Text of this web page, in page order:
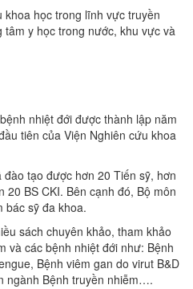
học trong lĩnh vực truyền
tâm y học trong nước, khu vực và
nhiệt đới được thành lập năm
tiên của Viện Nghiên cứu khoa
tạo được hơn 20 Tiến sỹ, hơn
20 BS CKI. Bên cạnh đó, Bộ môn
bác sỹ đa khoa.
sách chuyên khảo, tham khảo
và các bệnh nhiệt đới như: Bệnh
Bệnh viêm gan do virut B&D
ngành Bệnh truyền nhiễm….